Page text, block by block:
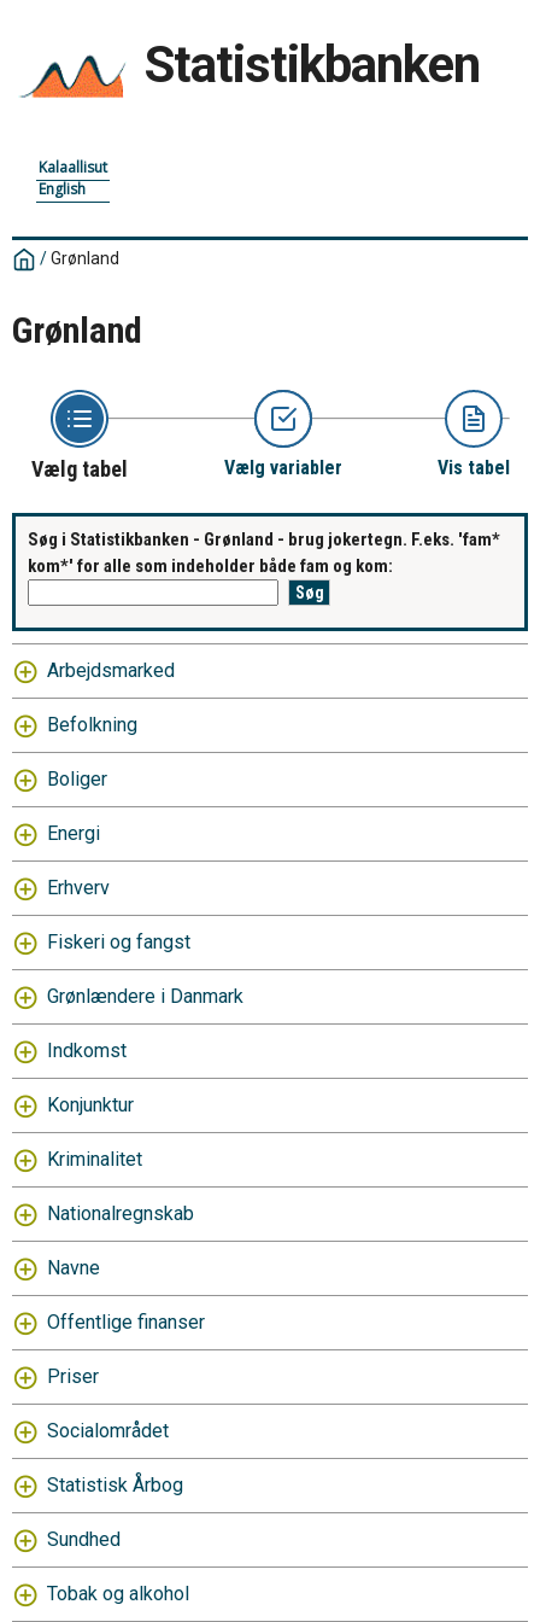
Statistikbanken
Kalaallisut
English
/Grønland
Grønland
Vælg tabel Vælg variabler Vis tabel
Søg i Statistikbanken - Grønland - brug jokertegn. F.eks. 'fam*
kom*' for alle som indeholder både fam og kom:
Arbejdsmarked
Befolkning
Boliger
Energi
Erhverv
Fiskeri og fangst
Grønlændere i Danmark
Indkomst
Konjunktur
Kriminalitet
Nationalregnskab
Navne
Offentlige finanser
Priser
Socialområdet
Statistisk Årbog
Sundhed
Tobak og alkohol